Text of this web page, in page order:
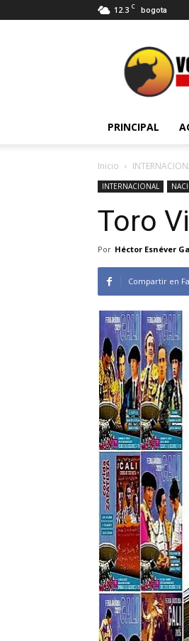
12.3 C bogota
Voy
a
Los
Toros
PRINCIPAL
Inicio
INTERNACIONAL
Toro
Por Héctor Esnéver
Compartir en